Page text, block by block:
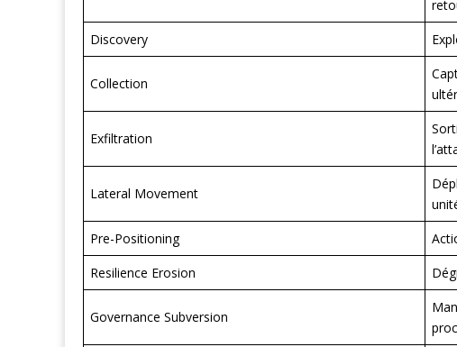
Discovery
Collection
Exfiltration
Lateral Movement
Pre-Positioning
Resilience Erosion
Governance Subversion